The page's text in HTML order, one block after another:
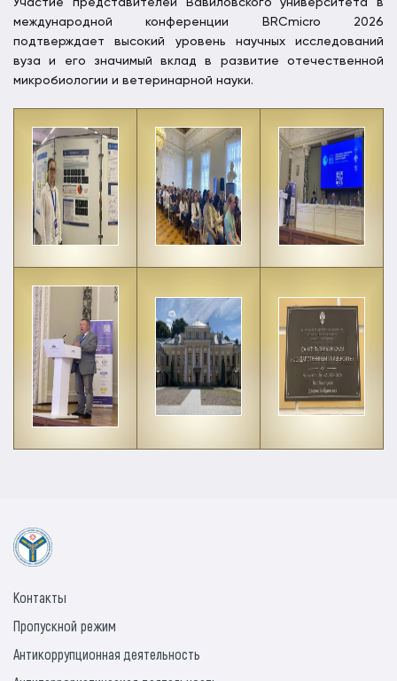
Участие представителей Вавиловского университета в
международной конференции BRCmicro 2026
подтверждает высокий уровень научных исследований
вуза и его значимый вклад в развитие отечественной
микробиологии и ветеринарной науки.
Контакты
Пропускной режим
Антикоррупционная деятельность